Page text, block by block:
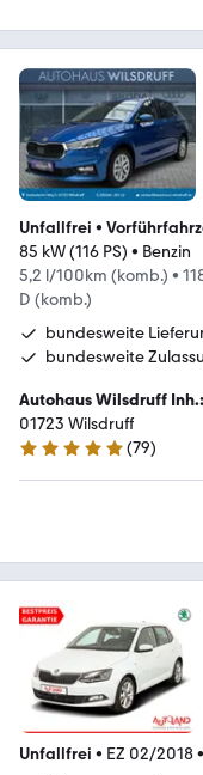
Unfallfrei •
85 kW (116 PS) • Benzin
5,2 l/100km (komb.) •
D (komb.)
bundesweite
bundesweite
Autohaus Wilsdruff
01723 Wilsdruff
5 Sterne
(79)
Unfallfrei • EZ 02/2018•